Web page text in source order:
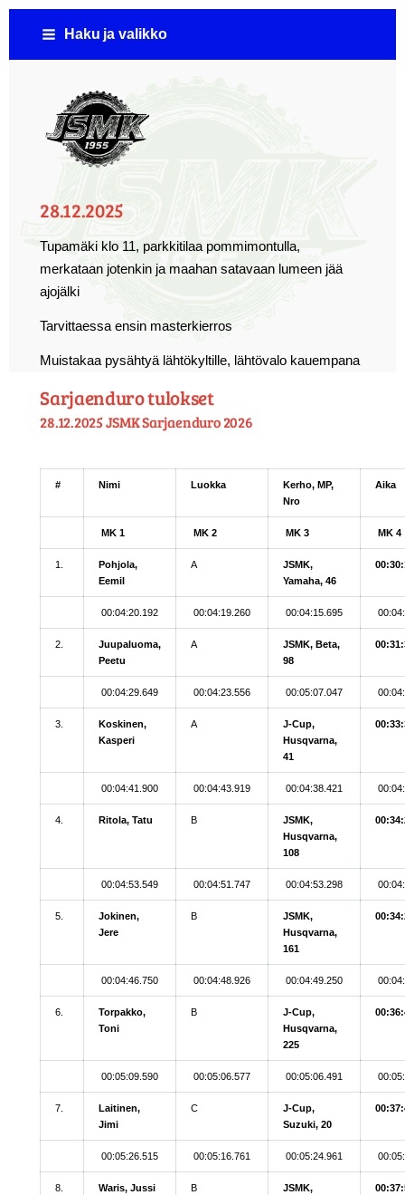
Siirry
Haku ja valikko
Jämsän Seudun Moottorikerho ( JSMK )
28.12.2025
Tupamäki klo 11, parkkitilaa pommimontulla,
merkataan jotenkin ja maahan satavaan lumeen jää
ajojälki
Tarvittaessa ensin masterkierros
Muistakaa pysähtyä lähtökyltille, lähtövalo kauempana
Sarjaenduro tulokset
28.12.2025 JSMK Sarjaenduro 2026
# Nimi Luokka
Kerho, MP,
Nro
Aika
MK 1 MK 2 MK 3 MK 4
1.
Pohjola,
Eemil
A
JSMK,
Yamaha, 46
00:04:20.192 00:04:19.260 00:04:15.695
2.
Juupaluoma,
Peetu
A
JSMK, Beta,
98
00:04:29.649 00:04:23.556 00:05:07.047
3.
Koskinen,
Kasperi
A
J-Cup,
Husqvarna,
41
00:04:41.900 00:04:43.919 00:04:38.421
4. Ritola, Tatu B
JSMK,
Husqvarna,
108
00:04:53.549 00:04:51.747 00:04:53.298
5.
Jokinen,
Jere
B
JSMK,
Husqvarna,
161
00:04:46.750 00:04:48.926 00:04:49.250
6.
Torpakko,
Toni
B
J-Cup,
Husqvarna,
225
00:05:09.590 00:05:06.577 00:05:06.491
7.
Laitinen,
Jimi
C
J-Cup,
Suzuki, 20
00:05:26.515 00:05:16.761 00:05:24.961
8. Waris, Jussi B
JSMK,